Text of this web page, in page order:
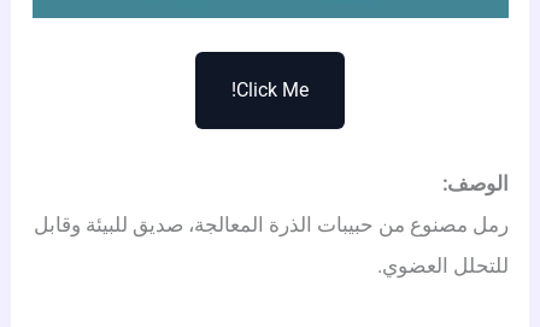
Click Me!
الوصف:
رمل مصنوع من حبيبات الذرة المعالجة، صديق للبيئة وقابل
للتحلل العضوي.